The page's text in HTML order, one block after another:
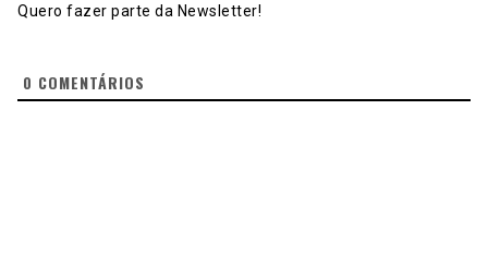
Quero fazer parte da Newsletter!
0 COMENTÁRIOS